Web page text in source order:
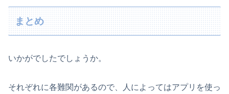
まとめ
いかがでしたでしょうか。
それぞれに各難関があるので、人によってはアプリを使っ